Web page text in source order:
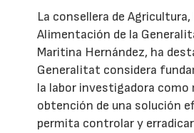
La consellera de Agricultura,
Alimentación de la
Maritina Hernández, ha
Generalitat considera
la labor investigadora como
obtención de una solución
permita controlar y